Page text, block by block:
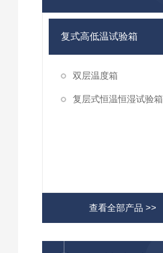
复式高低温试验箱
双层温度箱
复层式恒温恒湿试验箱
查看全部产品 >>